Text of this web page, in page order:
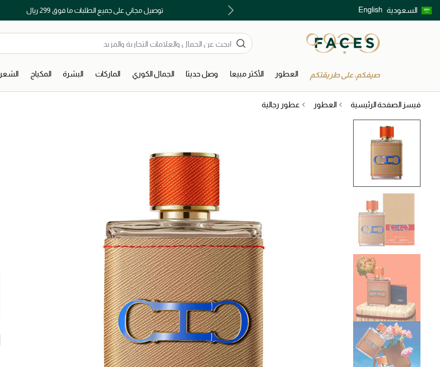
السعودية English توصيل مجاني على جميع الطلبات ما فوق 299 ريال اكتشفوا خدمات الجمال المختارة بعناية
صيفكم، على طريقتكم العطور الأكثر مبيعا وصل حديثا الجمال الكوري الماركات البشرة المكياج الشعر
فيسز الصفحة الرئيسية العطور عطور رجالية